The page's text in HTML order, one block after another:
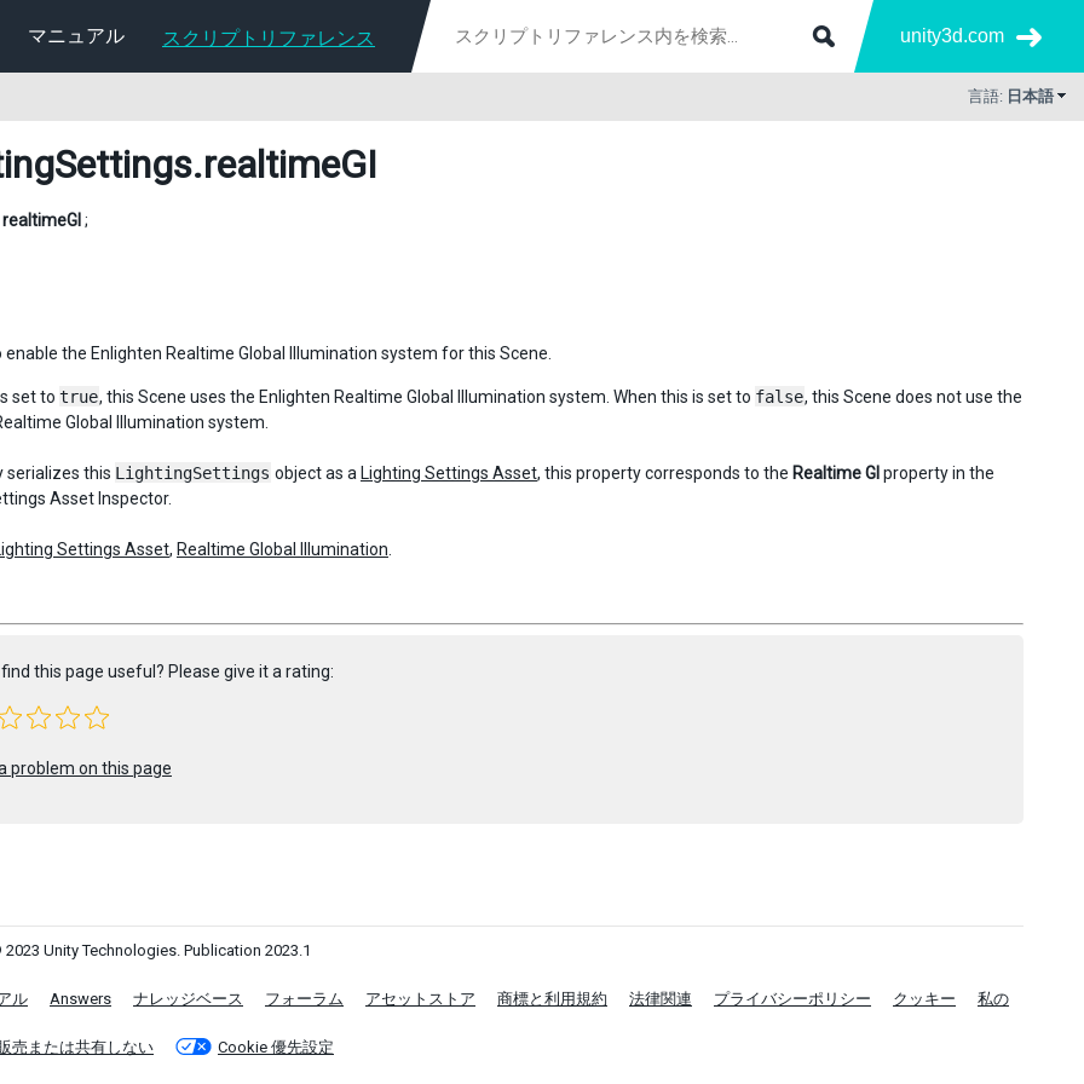
マニュアル スクリプトリファレンス unity3d.com
言語: 日本語
.realtimeGI
realtimeGI ;
enable the Enlighten Realtime Global Illumination system for this Scene.
set to true, this Scene uses the Enlighten Realtime Global Illumination system. When this is set to false, this Scene does not use the
Global Illumination system.
serializes this LightingSettings object as a Lighting Settings Asset, this property corresponds to the Realtime GI property in the
Asset Inspector.
Settings Asset, Realtime Global Illumination
this page useful? Please give it a rating:
problem on this page
Unity Technologies. Publication 2023.1
ル Answers ナレッジベース フォーラム アセットストア 商標と利用規約 法律関連 プライバシーポリシー クッキー 私の
売または共有しない Cookie 優先設定